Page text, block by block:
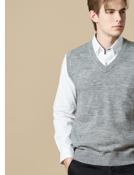
每筆NT$60，滿NT$1,200(含以上)免運費
每筆NT$60，滿NT$1,200(含以上)免運費
每筆NT$80，滿NT$1,200(含以上)免運費
每筆NT$80，滿NT$1,200(含以上)免運費